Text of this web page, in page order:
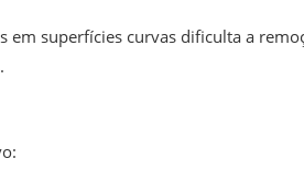
superfícies curvas dificulta a